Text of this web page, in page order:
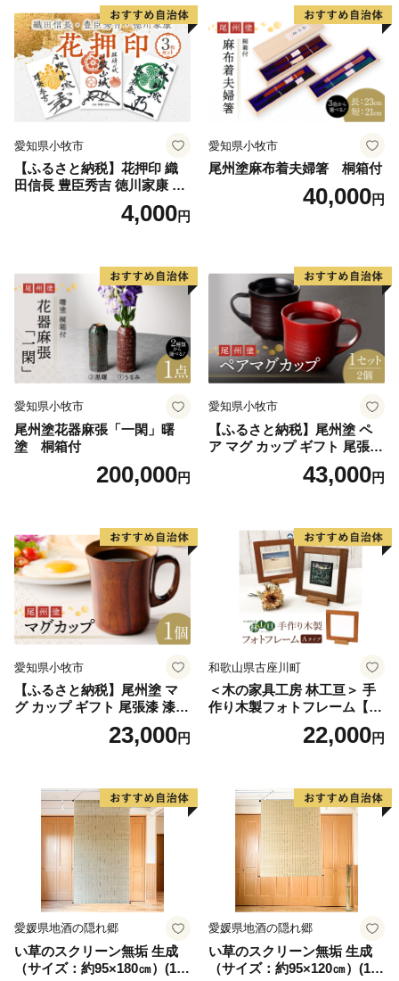
グッズ 愛知県 小牧市 お取り
寄せ 送料無料
愛知県 小牧市 お取り寄せ 送
料無料
愛知県小牧市
【ふるさと納税】花押印 織
田信長 豊臣秀吉 徳川家康 3
枚 セット 戦国 武将 小牧山城
墨絵 龍画師 書道アーティス
牧市 お取り寄せ 送料無料
4,000円
愛知県小牧市
尾州塗麻布着夫婦箸 桐箱付
40,000円
愛知県小牧市
尾州塗花器麻張「一閑」曙
塗 桐箱付
200,000円
愛知県小牧市
【ふるさと納税】尾州塗 ペ
ア マグ カップ ギフト 尾張漆
漆 漆器 漆器工芸 工芸品 芸術
性 実用性 抗菌性 美味しく安
抗ウイルス効果 お取り寄せ
愛知県 小牧市 送料無料
43,000円
愛知県小牧市
【ふるさと納税】尾州塗 マ
グ カップ ギフト 尾張漆 漆
漆器 漆器工芸 工芸品 芸術性
実用性 抗菌性 美味しく安全
ウイルス効果 お取り寄せ 愛
知県 小牧市 送料無料
23,000円
和歌山県古座川町
＜木の家具工房 林工亘＞ 手
作り木製フォトフレーム【A
22,000円
愛媛県地酒の隠れ郷
い草のスクリーン無垢 生成
（サイズ：約95×180㎝）(14
愛媛県地酒の隠れ郷
い草のスクリーン無垢 生成
（サイズ：約95×120㎝）(14